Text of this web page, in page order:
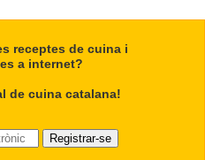
receptes de cuina i
a internet?
de cuina catalana!